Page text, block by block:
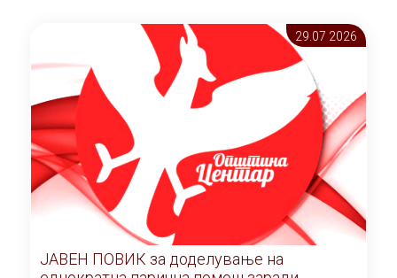
29.07 2026
ЈАВЕН ПОВИК за доделување на